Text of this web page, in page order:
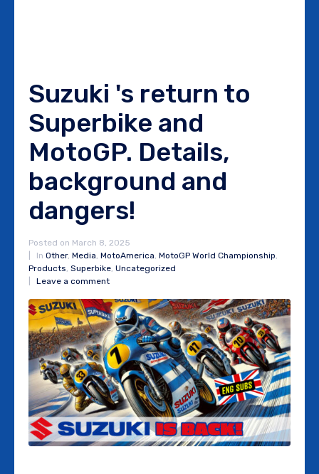
Suzuki 's return to
Superbike and
MotoGP. Details,
background and
dangers!
Posted on March 8, 2025
In Other, Media, MotoAmerica, MotoGP World Championship,
Products, Superbike, Uncategorized
Leave a comment